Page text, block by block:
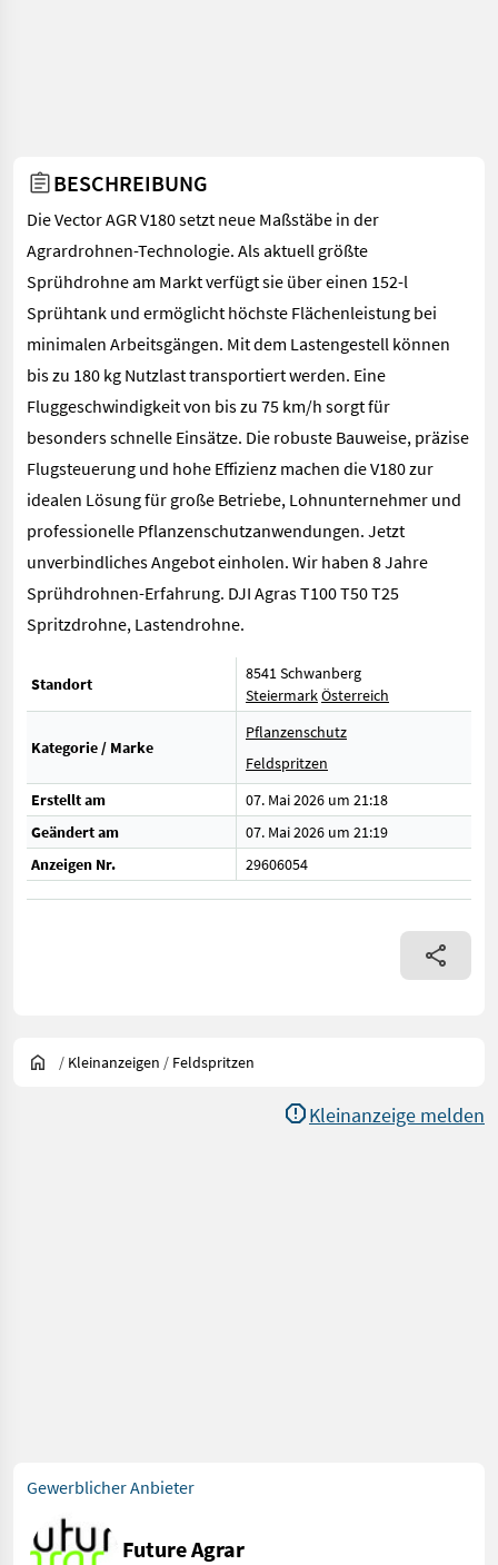
BESCHREIBUNG
Die Vector AGR V180 setzt neue Maßstäbe in der
Agrardrohnen-Technologie. Als aktuell größte
Sprühdrohne am Markt verfügt sie über einen 152-l
Sprühtank und ermöglicht höchste Flächenleistung bei
minimalen Arbeitsgängen. Mit dem Lastengestell können
bis zu 180 kg Nutzlast transportiert werden. Eine
Fluggeschwindigkeit von bis zu 75 km/h sorgt für
besonders schnelle Einsätze. Die robuste Bauweise, präzise
Flugsteuerung und hohe Effizienz machen die V180 zur
idealen Lösung für große Betriebe, Lohnunternehmer und
professionelle Pflanzenschutzanwendungen. Jetzt
unverbindliches Angebot einholen. Wir haben 8 Jahre
Sprühdrohnen-Erfahrung. DJI Agras T100 T50 T25
Spritzdrohne, Lastendrohne.
Standort
8541 Schwanberg
SteiermarkÖsterreich
Kategorie / Marke
Pflanzenschutz
Feldspritzen
Erstellt am
07. Mai 2026 um 21:18
Geändert am
07. Mai 2026 um 21:19
Anzeigen Nr.
29606054
/ Kleinanzeigen / Feldspritzen
Kleinanzeige melden
Gewerblicher Anbieter
Future Agrar